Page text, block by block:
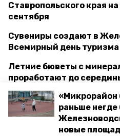
«Микрорайон
раньше негде
новые
Ставропольского края
сентября
Сувениры создают в
Всемирный день туризма
Летние бюветы с
проработают до
Железноводске
железноводск